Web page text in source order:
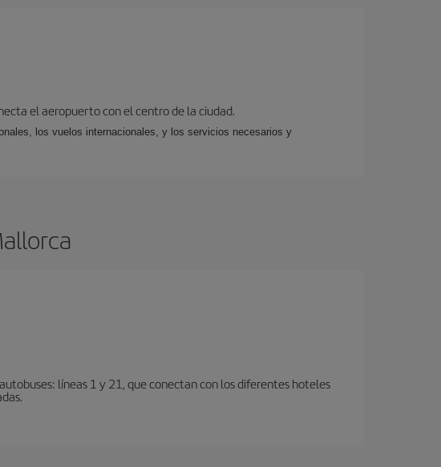
el aeropuerto con el centro de la ciudad.
los vuelos internacionales, y los servicios necesarios y
líneas 1 y 21, que conectan con los diferentes hoteles